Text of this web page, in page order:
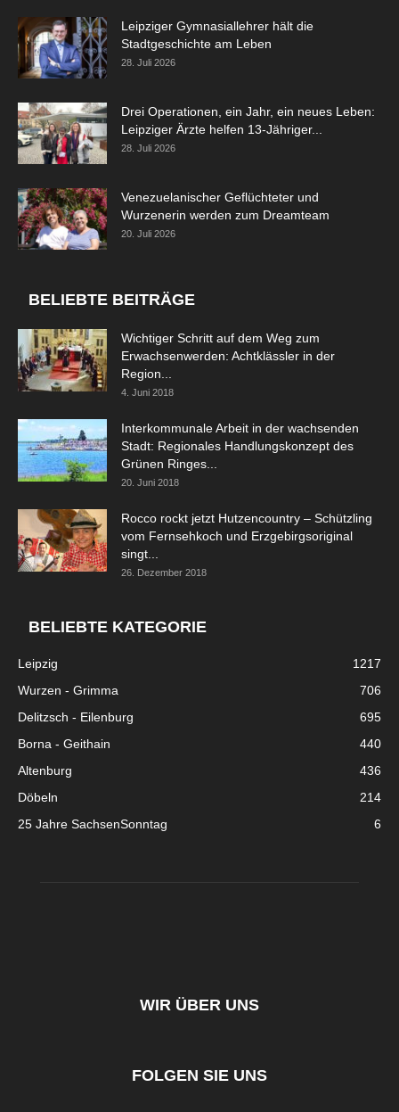
Leipziger Gymnasiallehrer hält die
Stadtgeschichte am Leben
28. Juli 2026
Drei Operationen, ein Jahr, ein neues Leben:
Leipziger Ärzte helfen 13-Jähriger...
28. Juli 2026
Venezuelanischer Geflüchteter und
Wurzenerin werden zum Dreamteam
20. Juli 2026
BELIEBTE BEITRÄGE
Wichtiger Schritt auf dem Weg zum
Erwachsenwerden: Achtklässler in der
Region...
4. Juni 2018
Interkommunale Arbeit in der wachsenden
Stadt: Regionales Handlungskonzept des
Grünen Ringes...
20. Juni 2018
Rocco rockt jetzt Hutzencountry – Schützling
vom Fernsehkoch und Erzgebirgsoriginal
singt...
26. Dezember 2018
BELIEBTE KATEGORIE
Leipzig
1217
Wurzen - Grimma
706
Delitzsch - Eilenburg
695
Borna - Geithain
440
Altenburg
436
Döbeln
214
25 Jahre SachsenSonntag
6
WIR ÜBER UNS
FOLGEN SIE UNS